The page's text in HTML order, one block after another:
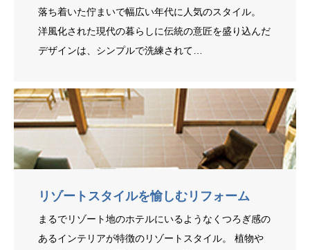
落ち着いた佇まいで幅広い年代に人気のスタイル。
洋風化された現代の暮らしに伝統の意匠を盛り込んだ
デザインは、シンプルで洗練されて…
リゾートスタイルを愉しむリフォーム
まるでリゾート地のホテルにいるようなくつろぎ感の
あるインテリアが特徴のリゾートスタイル。 植物や